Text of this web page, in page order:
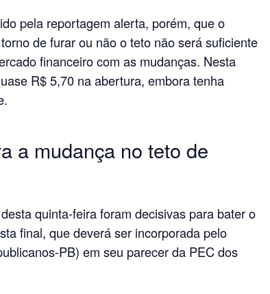
pela reportagem alerta, porém, que o
de furar ou não o teto não será suficiente
financeiro com as mudanças. Nesta
R$ 5,70 na abertura, embora tenha
a mudança no teto de
quinta-feira foram decisivas para bater o
final, que deverá ser incorporada pelo
PB) em seu parecer da PEC dos